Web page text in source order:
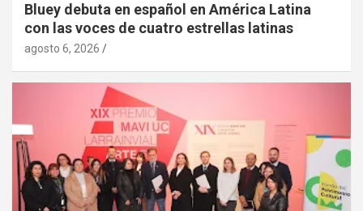
Bluey debuta en español en América Latina
con las voces de cuatro estrellas latinas
agosto 6, 2026